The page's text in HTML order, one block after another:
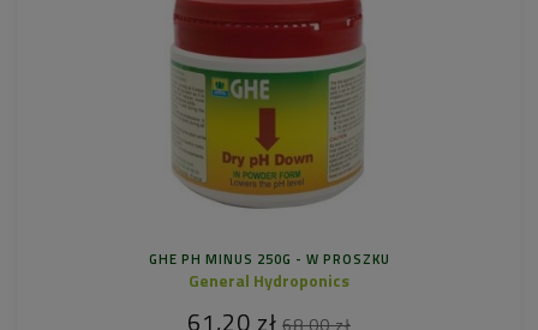
GHE PH MINUS 250G - W PROSZKU
General Hydroponics
61,20 zł 68,00 zł